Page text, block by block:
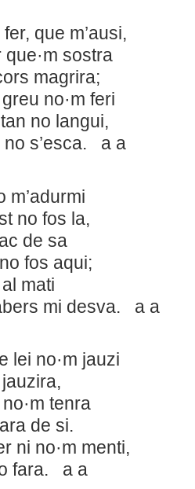
que m’ausi,
que·m sostra
magrira;
no·m feri
no langui,
no s’esca. a a
m’adurmi
no fos la,
de sa
fos aqui;
mati
mi desva. a a
lei no·m jauzi
tenra
de si.
ni no·m menti,
fara. a a